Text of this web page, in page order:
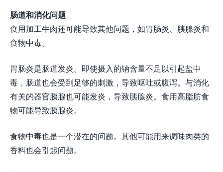
肠道和消化问题
食用加工牛肉还可能导致其他问题，如胃肠炎、胰腺炎和
食物中毒。
胃肠炎是肠道发炎。即使摄入的钠含量不足以引起盐中
毒，肠道也会受到足够的刺激，导致呕吐或腹泻。与消化
有关的器官胰腺也可能发炎，导致胰腺炎。食用高脂肪食
物可能导致胰腺炎。
食物中毒也是一个潜在的问题。其他可能用来调味肉类的
香料也会引起问题。